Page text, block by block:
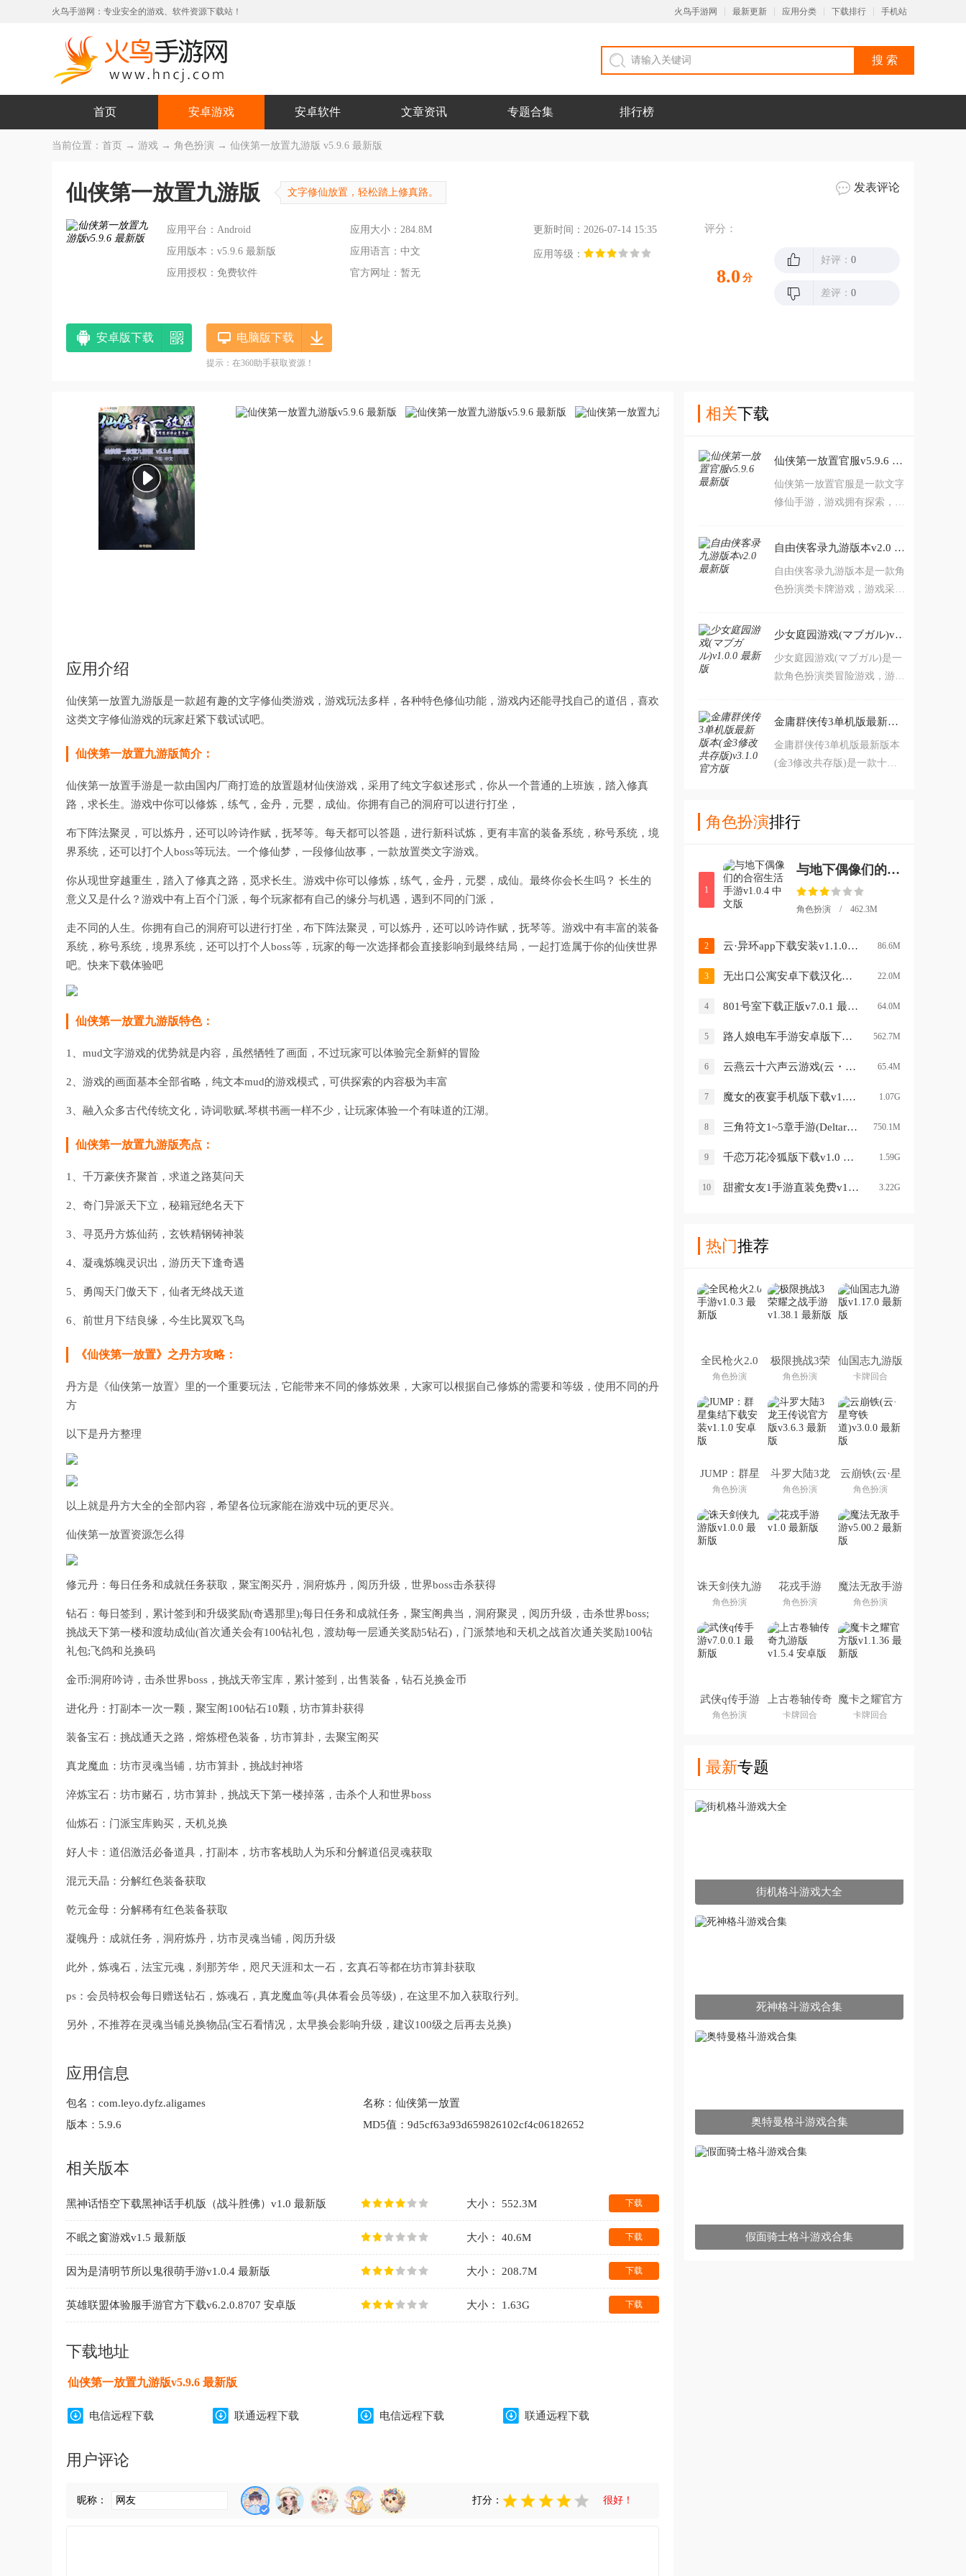
火鸟手游网：专业安全的游戏、软件资源下载站！ 火鸟手游网 最新更新 应用分类 下载排行 手机站
首页 安卓游戏 安卓软件 文章资讯 专题合集 排行榜
当前位置： 首页 → 游戏 → 角色扮演 → 仙侠第一放置九游版 v5.9.6 最新版
仙侠第一放置九游版 文字修仙放置，轻松踏上修真路。 发表评论
应用平台：Android 应用大小：284.8M
更新时间：2026-07-14 15:35
应用版本：v5.9.6 最新版
应用语言：中文
应用等级：
应用授权：免费软件
官方网址：暂无
评分：
8.0 分
好评： 0
差评： 0
安卓版下载 电脑版下载
提示：在360助手获取资源！
应用介绍
仙侠第一放置九游版是一款超有趣的文字修仙类游戏，游戏玩法多样，各种特色修仙功能，游戏内还能寻找自己的道侣，喜欢
这类文字修仙游戏的玩家赶紧下载试试吧。
仙侠第一放置九游版简介：
仙侠第一放置手游是一款由国内厂商打造的放置题材仙侠游戏，采用了纯文字叙述形式，你从一个普通的上班族，踏入修真
路，求长生。游戏中你可以修炼，练气，金丹，元婴，成仙。你拥有自己的洞府可以进行打坐，
布下阵法聚灵，可以炼丹，还可以吟诗作赋，抚琴等。每天都可以答题，进行新科试炼，更有丰富的装备系统，称号系统，境
界系统，还可以打个人boss等玩法。一个修仙梦，一段修仙故事，一款放置类文字游戏。
你从现世穿越重生，踏入了修真之路，觅求长生。游戏中你可以修炼，练气，金丹，元婴，成仙。最终你会长生吗？ 长生的
意义又是什么？游戏中有上百个门派，每个玩家都有自己的缘分与机遇，遇到不同的门派，
走不同的人生。你拥有自己的洞府可以进行打坐，布下阵法聚灵，可以炼丹，还可以吟诗作赋，抚琴等。游戏中有丰富的装备
系统，称号系统，境界系统，还可以打个人boss等，玩家的每一次选择都会直接影响到最终结局，一起打造属于你的仙侠世界
吧。快来下载体验吧
仙侠第一放置九游版特色：
1、mud文字游戏的优势就是内容，虽然牺牲了画面，不过玩家可以体验完全新鲜的冒险
2、游戏的画面基本全部省略，纯文本mud的游戏模式，可供探索的内容极为丰富
3、融入众多古代传统文化，诗词歌赋.琴棋书画一样不少，让玩家体验一个有味道的江湖。
仙侠第一放置九游版亮点：
1、千万豪侠齐聚首，求道之路莫问天
2、奇门异派天下立，秘籍冠绝名天下
3、寻觅丹方炼仙药，玄铁精钢铸神装
4、凝魂炼魄灵识出，游历天下逢奇遇
5、勇闯天门傲天下，仙者无终战天道
6、前世月下结良缘，今生比翼双飞鸟
《仙侠第一放置》之丹方攻略：
丹方是《仙侠第一放置》里的一个重要玩法，它能带来不同的修炼效果，大家可以根据自己修炼的需要和等级，使用不同的丹
方
以下是丹方整理
以上就是丹方大全的全部内容，希望各位玩家能在游戏中玩的更尽兴。
仙侠第一放置资源怎么得
修元丹：每日任务和成就任务获取，聚宝阁买丹，洞府炼丹，阅历升级，世界boss击杀获得
钻石：每日签到，累计签到和升级奖励(奇遇那里);每日任务和成就任务，聚宝阁典当，洞府聚灵，阅历升级，击杀世界boss;
挑战天下第一楼和渡劫成仙(首次通关会有100钻礼包，渡劫每一层通关奖励5钻石)，门派禁地和天机之战首次通关奖励100钻
礼包;飞鸽和兑换码
金币:洞府吟诗，击杀世界boss，挑战天帝宝库，累计签到，出售装备，钻石兑换金币
进化丹：打副本一次一颗，聚宝阁100钻石10颗，坊市算卦获得
装备宝石：挑战通天之路，熔炼橙色装备，坊市算卦，去聚宝阁买
真龙魔血：坊市灵魂当铺，坊市算卦，挑战封神塔
淬炼宝石：坊市赌石，坊市算卦，挑战天下第一楼掉落，击杀个人和世界boss
仙炼石：门派宝库购买，天机兑换
好人卡：道侣激活必备道具，打副本，坊市客栈助人为乐和分解道侣灵魂获取
混元天晶：分解红色装备获取
乾元金母：分解稀有红色装备获取
凝魄丹：成就任务，洞府炼丹，坊市灵魂当铺，阅历升级
此外，炼魂石，法宝元魂，刹那芳华，咫尺天涯和太一石，玄真石等都在坊市算卦获取
ps：会员特权会每日赠送钻石，炼魂石，真龙魔血等(具体看会员等级)，在这里不加入获取行列。
另外，不推荐在灵魂当铺兑换物品(宝石看情况，太早换会影响升级，建议100级之后再去兑换)
应用信息
包名： com.leyo.dyfz.aligames 名称： 仙侠第一放置
版本： 5.9.6 MD5值： 9d5cf63a93d659826102cf4c06182652
相关版本
黑神话悟空下载黑神话手机版（战斗胜佛）v1.0 最新版 大小： 552.3M 下载
不眠之窗游戏v1.5 最新版 大小： 40.6M 下载
因为是清明节所以鬼很萌手游v1.0.4 最新版 大小： 208.7M 下载
英雄联盟体验服手游官方下载v6.2.0.8707 安卓版 大小： 1.63G 下载
下载地址
仙侠第一放置九游版v5.9.6 最新版
电信远程下载 联通远程下载 电信远程下载 联通远程下载
用户评论
昵称： 打分： 很好！
相关下载
仙侠第一放置官服v5.9.6 最新版
仙侠第一放置官服是一款文字
修仙手游，游戏拥有探索，洞
喜欢的朋友欢迎前来下载爽
玩。
自由侠客录九游版本v2.0 最新版
自由侠客录九游版本是一款角
色扮演类卡牌游戏，游戏采用
在这里你可以自由招募各种武
侠角色，与他们一同展开冒
险。对自由侠客录九游版本感
家在本站下载游玩。
少女庭园游戏(マブガル)v1.0.0 最新版
少女庭园游戏(マブガル)是一
款角色扮演类冒险游戏，游戏
界，在这里你将扮演一名指挥
官，带领一群机甲少女展开冒
险。对少女庭园游戏感兴趣的
金庸群侠传3单机版最新版本(金3修改共存版)v3.1.0 官方版
金庸群侠传3单机版最新版本
(金3修改共存版)是一款十分
玩家带来很不错的视觉体验，
斗过程，感兴趣的朋友可以在
本站下载体验。
角色扮演排行
1
与地下偶像们的合宿生活手游v1.0.4 中文版
角色扮演 / 462.3M
2 云·异环app下载安装v1.1.0 最新版 86.6M
3 无出口公寓安卓下载汉化版2026v1.5.0 中文版 22.0M
4 801号室下载正版v7.0.1 最新版 64.0M
5 路人娘电车手游安卓版下载v1.0.0 最新版 562.7M
6 云燕云十六声云游戏(云・燕云十六声)v1.2.3 安卓版 65.4M
7 魔女的夜宴手机版下载v1.0 安卓版 1.07G
8 三角符文1~5章手游(Deltarune)v6.0.0 安卓版 750.1M
9 千恋万花冷狐版下载v1.0 手机版 1.59G
10 甜蜜女友1手游直装免费v1.0 安卓版 3.22G
热门推荐
全民枪火2.0
手游
角色扮演
极限挑战3荣
耀之战手游
角色扮演
仙国志九游版
卡牌回合
JUMP：群星
集结下载安装
角色扮演
斗罗大陆3龙
王传说官方版
角色扮演
云崩铁(云·星
穹铁道)
角色扮演
诛天剑侠九游
版
角色扮演
花戎手游
角色扮演
魔法无敌手游
角色扮演
武侠q传手游
角色扮演
上古卷轴传奇
九游版
卡牌回合
魔卡之耀官方
版
卡牌回合
最新专题
街机格斗游戏大全
死神格斗游戏合集
奥特曼格斗游戏合集
假面骑士格斗游戏合集